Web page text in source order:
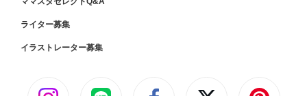
ライター募集
イラストレーター募集